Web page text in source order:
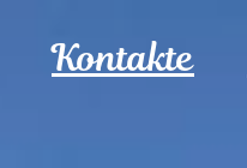
Kontakte